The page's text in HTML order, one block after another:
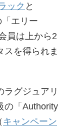
ック と
エリー
員は上から2
スを得られま
ラグジュアリ
の「Authority
キャンペーン